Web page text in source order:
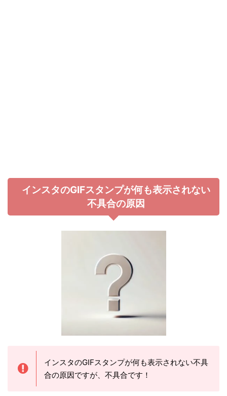
インスタのGIFスタンプが何も表示されない
不具合の原因
インスタのGIFスタンプが何も表示されない不具
合の原因ですが、不具合です！